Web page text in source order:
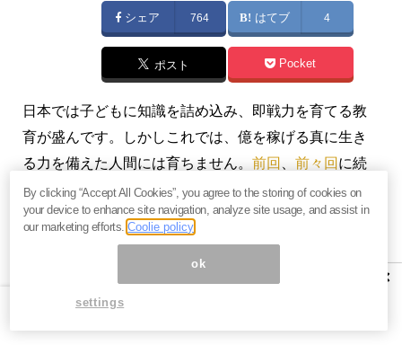
シェア 764 はてブ 4
ポスト Pocket
日本では子どもに知識を詰め込み、即戦力を育てる教
育が盛んです。しかしこれでは、億を稼げる真に生き
る力を備えた人間には育ちません。 前回 、 前々回 に続
き、子どもを一流の成功者に育てる金銭教育について
考えます。（『午堂登紀雄のフリー・キャピタリスト
』午堂登紀雄）
※本記事は有料メルマガ『午堂登紀雄のフリー・キャピ
タリスト入門』2018年11月26日号を一部抜粋したもの
です。興味を持たれた方は、ぜひこの機会に初月無料
×
By clicking “Accept All Cookies”, you agree to the storing of cookies on
your device to enhance site navigation, analyze site usage, and assist in
our marketing efforts.Coolie policy
ok
settings